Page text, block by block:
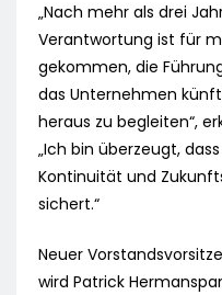
„Nach mehr als drei
Verantwortung ist für
gekommen, die
das Unternehmen
heraus zu begleiten“,
„Ich bin überzeugt,
Kontinuität und
sichert.“
Neuer
wird Patrick